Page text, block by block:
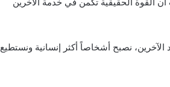
نصبح أشخاصاً أكثر إنسانية ونستطيع